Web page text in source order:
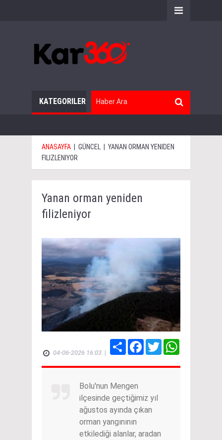
KATEGORILER
ANASAYFA | GÜNCEL | YANAN ORMAN YENIDEN
FILIZLENIYOR
Yanan orman yeniden
filizleniyor
04-06-2026 16:03 |
Share FacebookTwitter
Bolu'nun Mengen
ilçesinde geçtiğimiz yıl
ağustos ayında çıkan
orman yangınının
etkilediği alanlar, aradan